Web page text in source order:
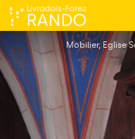
Église Saint-Maurice d'Usson